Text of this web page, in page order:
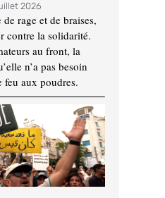
2026
rage et de braises,
contre la solidarité.
au front, la
n’a pas besoin
feu aux poudres.